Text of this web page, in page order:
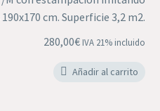
T/M
cm. Superficie 3,2 m2.
280,00€ IVA 21% incluido
Añadir al carrito